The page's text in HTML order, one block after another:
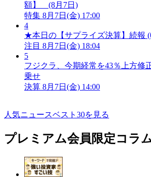
額】 (8月7日)
特集 8月7日(金) 17:00
4
★本日の【サプライズ決算】続報
注目 8月7日(金) 18:04
5
フジクラ、今期経常を43％上方修
乗せ
決算 8月7日(金) 14:00
人気ニュースベスト30を見る
プレミアム会員限定コラ